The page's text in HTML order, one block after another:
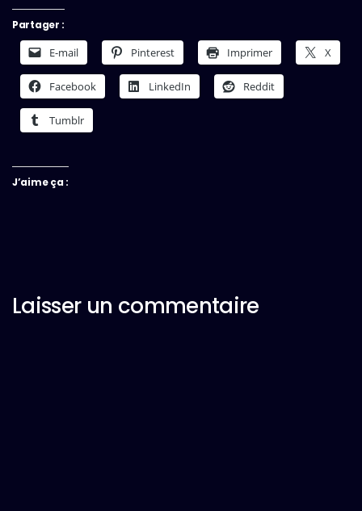
Partager :
E-mail Pinterest Imprimer X
Facebook LinkedIn Reddit
Tumblr
J’aime ça :
Laisser un commentaire